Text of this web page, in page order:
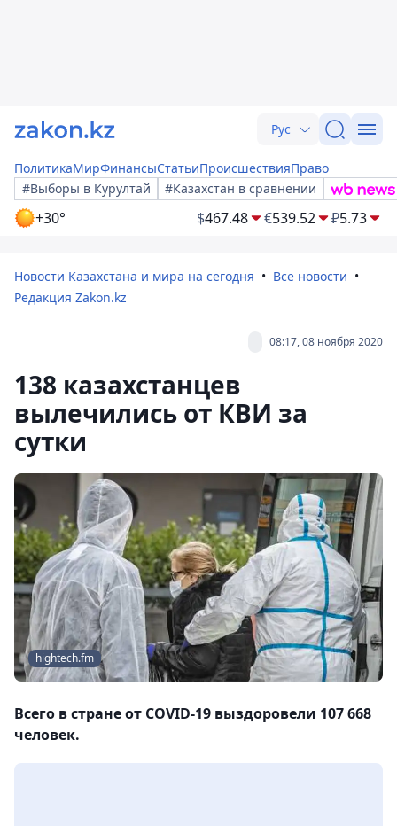
Рус
ПолитикаМирФинансыСтатьиПроисшествияПраво
#Выборы в Курултай
#Казахстан в сравнении
+30° $467.48 €539.52 ₽5.73
Новости Казахстана и мира на сегодня
Все новости
Редакция Zakon.kz
08:17, 08 ноября 2020
138 казахстанцев
вылечились от КВИ за
сутки
hightech.fm
Всего в стране от COVID-19 выздоровели 107 668
человек.